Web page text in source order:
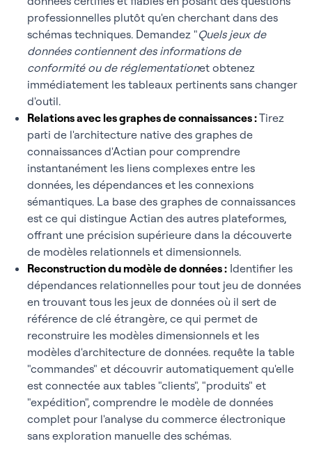
professionnelles plutôt qu'en cherchant dans des
schémas techniques. Demandez "Quels jeux de
données contiennent des informations de
conformité ou de réglementationet obtenez
immédiatement les tableaux pertinents sans changer
d'outil.
Relations avec les graphes de connaissances :Tirez
parti de l'architecture native des graphes de
connaissances d'Actian pour comprendre
instantanément les liens complexes entre les
données, les dépendances et les connexions
sémantiques. La base des graphes de connaissances
est ce qui distingue Actian des autres plateformes,
offrant une précision supérieure dans la découverte
de modèles relationnels et dimensionnels.
Reconstruction du modèle de données : Identifier les
dépendances relationnelles pour tout jeu de données
en trouvant tous les jeux de données où il sert de
référence de clé étrangère, ce qui permet de
reconstruire les modèles dimensionnels et les
modèles d'architecture de données. requête la table
"commandes" et découvrir automatiquement qu'elle
est connectée aux tables "clients", "produits" et
"expédition", comprendre le modèle de données
complet pour l'analyse du commerce électronique
sans exploration manuelle des schémas.